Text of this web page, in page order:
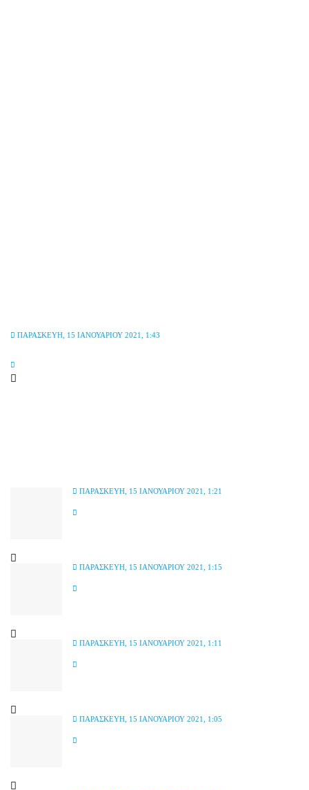
ΠΑΡΑΣΚΕΥΉ, 15 ΙΑΝΟΥΑΡΊΟΥ 2021, 1:43
ΠΑΡΑΣΚΕΥΉ, 15 ΙΑΝΟΥΑΡΊΟΥ 2021, 1:21
ΠΑΡΑΣΚΕΥΉ, 15 ΙΑΝΟΥΑΡΊΟΥ 2021, 1:15
ΠΑΡΑΣΚΕΥΉ, 15 ΙΑΝΟΥΑΡΊΟΥ 2021, 1:11
ΠΑΡΑΣΚΕΥΉ, 15 ΙΑΝΟΥΑΡΊΟΥ 2021, 1:05